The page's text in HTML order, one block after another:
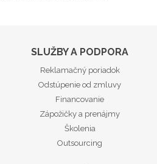
SLUŽBY A PODPORA
Reklamačný poriadok
Odstúpenie od zmluvy
Financovanie
Zápožičky a prenájmy
Školenia
Outsourcing